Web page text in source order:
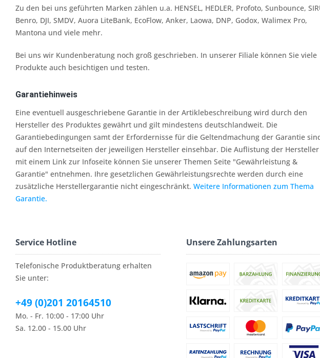
Zu den bei uns geführten Marken zählen u.a. HENSEL, HEDLER, Profoto, Sunbounce,
Benro, DJI, SMDV, Auora LiteBank, EcoFlow, Anker, Laowa, DNP, Godox, Walimex Pro,
Mantona und viele mehr.
Bei uns wir Kundenberatung noch groß geschrieben. In unserer Filiale können Sie viele
Produkte auch besichtigen und testen.
Garantiehinweis
Eine eventuell ausgeschriebene Garantie in der Artiklebeschreibung wird durch den
Hersteller des Produktes gewährt und gilt mindestens deutschlandweit. Die
Garantiebedingungen samt der Erfordernisse für die Geltendmachung der Garantie
auf den Internetseiten der jeweiligen Hersteller einsehbar. Die Auflistung der Hersteller
mit einem Link zur Infoseite können Sie unserer Themen Seite "Gewährleistung &
Garantie" entnehmen. Ihre gesetzlichen Gewährleistungsrechte werden durch eine
zusätzliche Herstellergarantie nicht eingeschränkt. Weitere Informationen zum Thema
Garantie.
Service Hotline
Telefonische Produktberatung erhalten
Sie unter:
+49 (0)201 20164510
Mo. - Fr. 10:00 - 17:00 Uhr
Sa. 12.00 - 15.00 Uhr
Unsere Zahlungsarten